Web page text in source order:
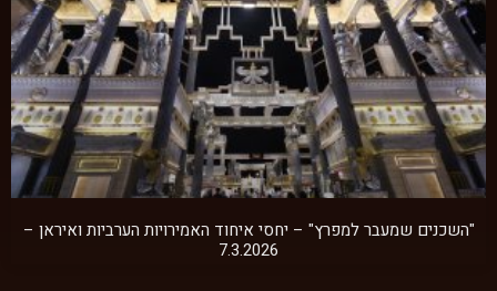
"השכנים שמעבר למפרץ" – יחסי איחוד האמירויות הערביות ואיראן –
7.3.2026